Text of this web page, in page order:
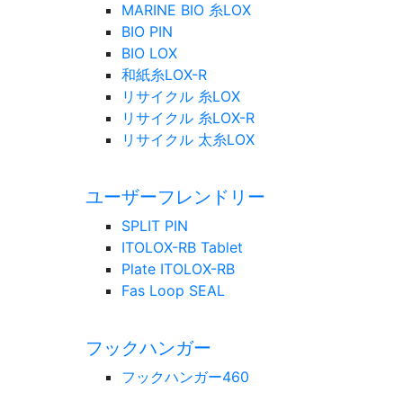
MARINE BIO 糸LOX
BIO PIN
BIO LOX
和紙糸LOX-R
リサイクル 糸LOX
リサイクル 糸LOX-R
リサイクル 太糸LOX
ユーザーフレンドリー
SPLIT PIN
ITOLOX-RB Tablet
Plate ITOLOX-RB
Fas Loop SEAL
フックハンガー
フックハンガー460